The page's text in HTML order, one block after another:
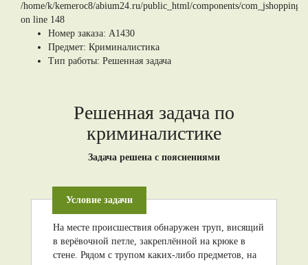
/home/k/kemeroc8/abium24.ru/public_html/components/
on line 148
Номер заказа: А1430
Предмет: Криминалистика
Тип работы: Решенная задача
Решенная задача по
криминалистике
Задача решена с пояснениями
Условие задачи
На месте происшествия обнаружен труп, висящий
в верёвочной петле, закреплённой на крюке в
стене. Рядом с трупом каких-либо предметов, на